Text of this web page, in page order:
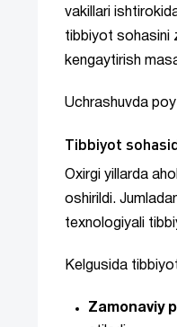
vakillari
tibbiyot sohasini
kengaytirish
Uchrashuvda
Tibbiyot
Oxirgi yillarda
oshirildi.
texnologiyali
Kelgusida
Zamonaviy